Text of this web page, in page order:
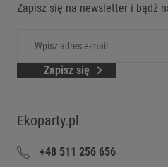
Zapisz się na newsletter i bądź
Zapisz się
Ekoparty.pl
+48 511 256 656